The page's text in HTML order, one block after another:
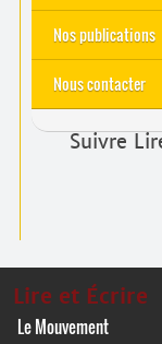
Nos publications
Nous contacter
Suivre
Lire et Écrire
Le Mouvement